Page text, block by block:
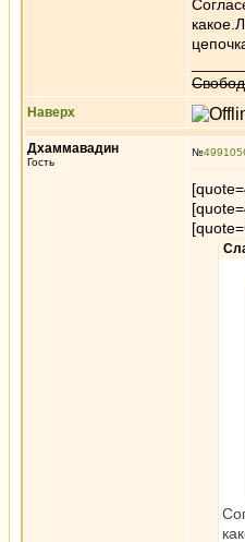
Наверх
Дхаммавадин
Гость
№499105